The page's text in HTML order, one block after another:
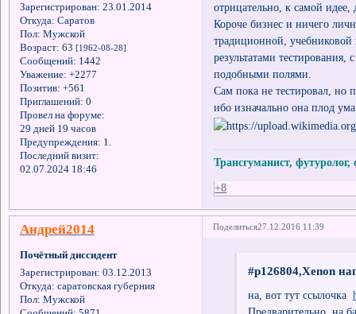
Зарегистрирован: 23.01.2014
Откуда: Саратов
Пол: Мужской
Возраст: 63 [1962-08-28]
Сообщений: 1442
Уважение: +2277
Позитив: +561
Приглашений: 0
Провел на форуме:
29 дней 19 часов
Предупреждения: 1.
Последний визит:
02.07.2024 18:46
отрицательно, к самой идее,
Короче бизнес и ничего
традиционной, учебниковой
результатами
подобными полями.
Сам пока не тестировал,
ибо изначально она плод
Трансгуманист,
+8
Поделиться27.12.2016 11:39
Андрей2014
Почётный диссидент
Зарегистрирован: 03.12.2013
Откуда: саратовская губерния
Пол: Мужской
#p126804,Xenon
на, вот тут ссылочка